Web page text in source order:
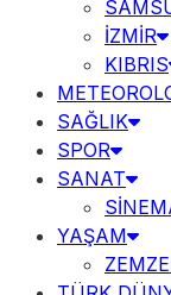
İZMİR
KIBRIS
SAĞLIK
SPOR
SANAT
YAŞAM